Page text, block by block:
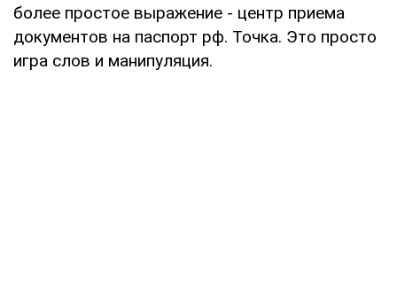
более простое выражение - центр приема
документов на паспорт рф. Точка. Это просто
игра слов и манипуляция.